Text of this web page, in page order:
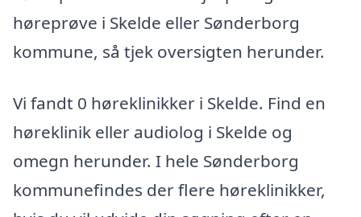
høreprøve i Skelde eller Sønderborg
kommune, så tjek oversigten herunder.
Vi fandt 0 høreklinikker i Skelde. Find en
høreklinik eller audiolog i Skelde og
omegn herunder. I hele Sønderborg
kommunefindes der flere høreklinikker,